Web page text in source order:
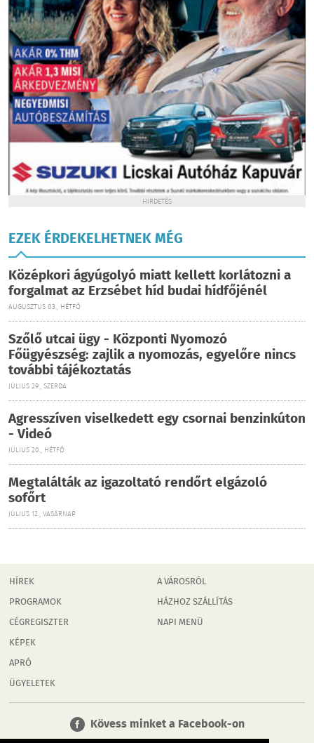
HIRDETÉS
EZEK ÉRDEKELHETNEK MÉG
Középkori ágyúgolyó miatt kellett korlátozni a
forgalmat az Erzsébet híd budai hídfőjénél
AUGUSZTUS 03., HÉTFŐ
Szőlő utcai ügy - Központi Nyomozó
Főügyészség: zajlik a nyomozás, egyelőre nincs
további tájékoztatás
JÚLIUS 29., SZERDA
Agresszíven viselkedett egy csornai benzinkúton
- Videó
JÚLIUS 20., HÉTFŐ
Megtalálták az igazoltató rendőrt elgázoló
sofőrt
JÚLIUS 12., VASÁRNAP
HÍREK
PROGRAMOK
CÉGREGISZTER
KÉPEK
APRÓ
ÜGYELETEK
A VÁROSRÓL
HÁZHOZ SZÁLLÍTÁS
NAPI MENÜ
Kövess minket a Facebook-on